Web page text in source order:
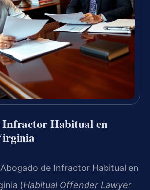
Infractor Habitual en
de Infractor Habitual en
(Habitual Offender Lawyer